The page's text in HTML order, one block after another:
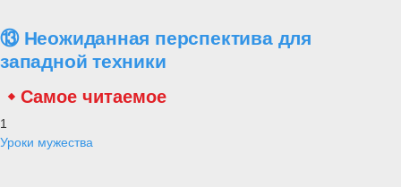
⑬ Неожиданная перспектива для
западной техники
Самое читаемое
1
Уроки мужества